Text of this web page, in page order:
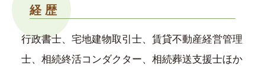
経 歴
行政書士、宅地建物取引士、賃貸不動産経営管理
士、相続終活コンダクター、相続葬送支援士ほか